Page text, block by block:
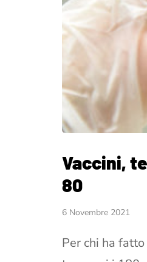
Vaccini,
80
6 Novembre 2021
Per chi ha